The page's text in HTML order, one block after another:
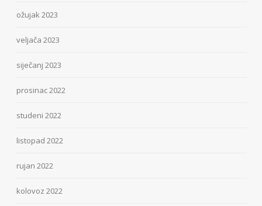
ožujak 2023
veljača 2023
siječanj 2023
prosinac 2022
studeni 2022
listopad 2022
rujan 2022
kolovoz 2022